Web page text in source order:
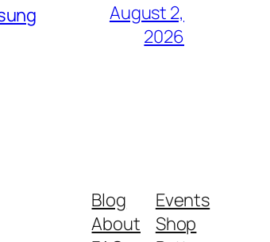
August 2,
2026
Blog
About
Events
Shop